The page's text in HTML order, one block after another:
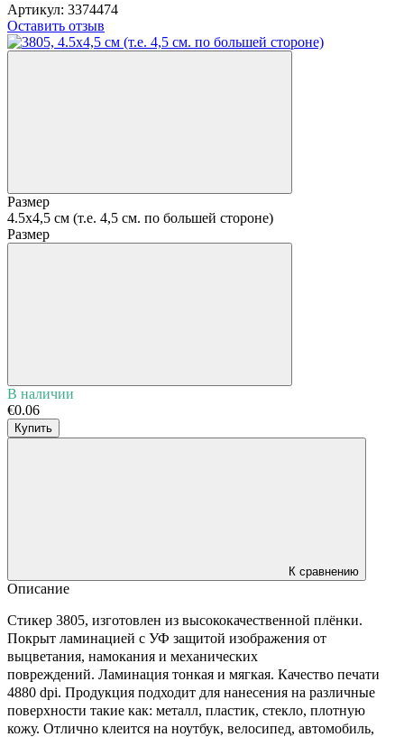
Артикул: 3374474
Оставить отзыв
Размер
4.5х4,5 см (т.е. 4,5 см. по большей стороне)
Размер
В наличии
€0.06
Купить
К сравнению
Описание
Стикер 3805, изготовлен из высококачественной плёнки.
Покрыт ламинацией с УФ защитой изображения от
выцветания, намокания и механических
повреждений. Ламинация тонкая и мягкая. Качество печати
4880 dpi. Продукция подходит для нанесения на различные
поверхности такие как: металл, пластик, стекло, плотную
кожу. Отлично клеится на ноутбук, велосипед, автомобиль,